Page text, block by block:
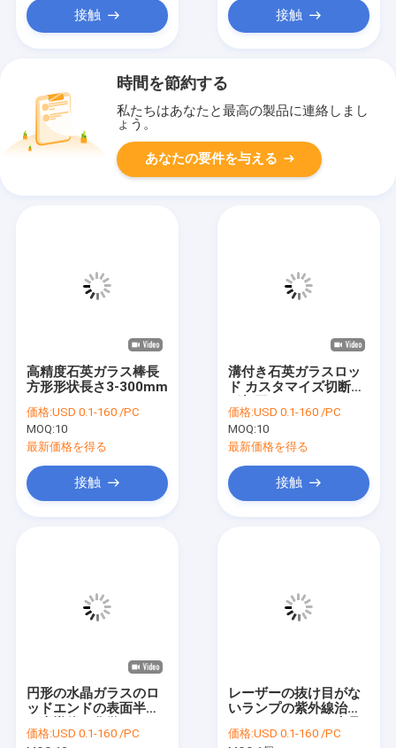
接触 接触
時間を節約する
私たちはあなたと最高の製品に連絡しまし
ょう。
あなたの要件を与える
高精度石英ガラス棒長
方形形状長さ3-300mm
価格:USD 0.1-160 /PC
MOQ:10
最新価格を得る
接触
溝付き石英ガラスロッ
ド カスタマイズ切断成
価格:USD 0.1-160 /PC
MOQ:10
最新価格を得る
接触
円形の水晶ガラスのロ
ッドエンドの表面半分
のためにひく
価格:USD 0.1-160 /PC
レーザーの抜け目がな
いランプの紫外線治癒
ガラスの棒径1.8mm
価格:USD 0.1-160 /PC